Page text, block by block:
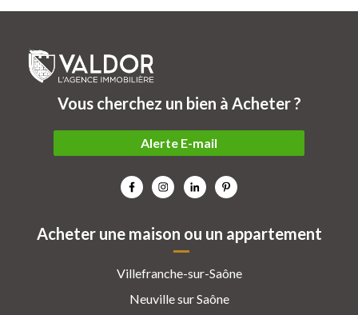
Acheter une maison ou un appartement
Villefranche-sur-Saône
Neuville sur Saône
Vous cherchez un bien à Acheter ?
Alerte E-mail